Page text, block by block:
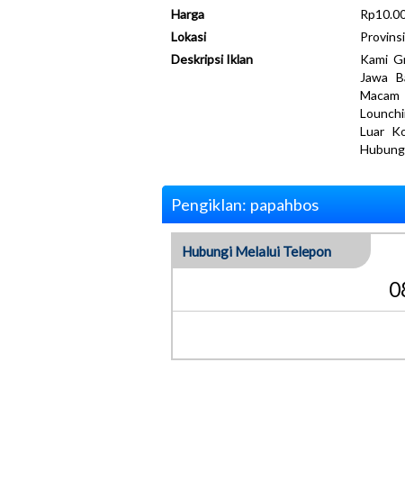
Harga
Lokasi
Deskripsi Iklan
Kami
Jawa
Luar
Pengiklan: papahbos
Hubungi Melalui Telepon